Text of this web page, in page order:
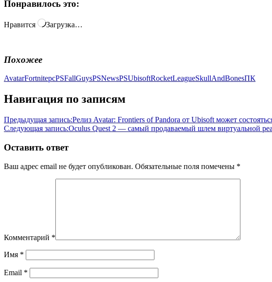
Понравилось это:
Нравится Загрузка…
Похожее
AvatarFortnitepcPSFallGuysPSNewsPSUbisoftRocketLeagueSkullAndBonesПК
Навигация по записям
Предыдущая запись:Релиз Avatar: Frontiers of Pandora от Ubisoft может
Следующая запись:Oculus Quest 2 — самый продаваемый шлем виртуальной
Оставить ответ
Ваш адрес email не будет опубликован. Обязательные поля помечены *
Комментарий *
Имя *
Email *